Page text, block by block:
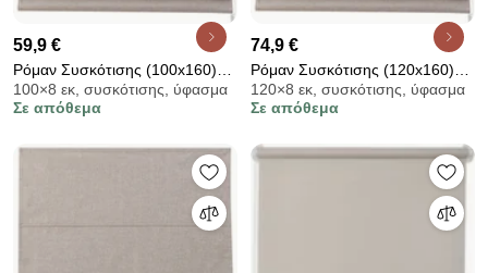
59,9 €
Ρόμαν Συσκότισης (100x160)
Grace Shiny Beige 681061
100×8 εκ, συσκότισης, ύφασμα
Σε απόθεμα
74,9 €
Ρόμαν Συσκότισης (120x160)
Grace Shiny Beige 681261
120×8 εκ, συσκότισης, ύφασμα
Σε απόθεμα